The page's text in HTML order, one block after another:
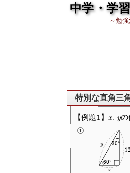
中学・学
～勉強
特別な直角三
【例題1】x, yの
60°
30°
12
x
y